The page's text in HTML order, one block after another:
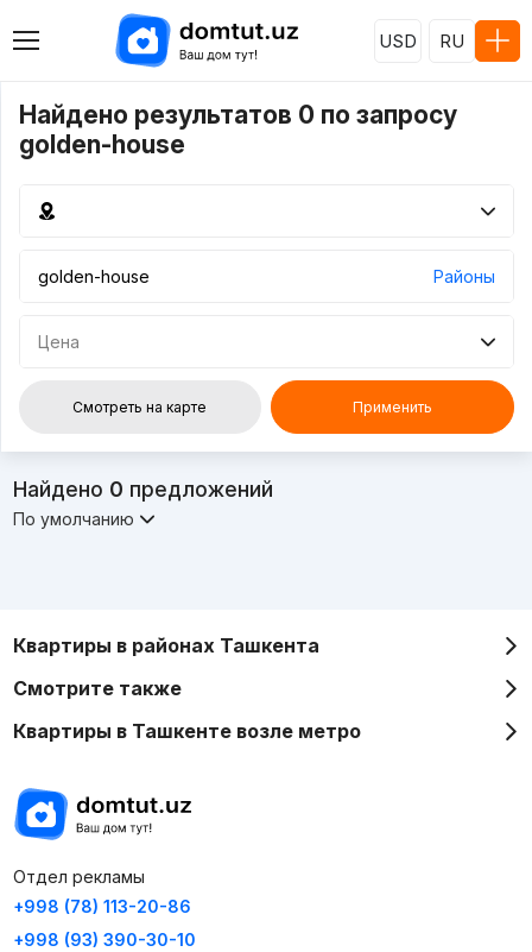
USD RU
Найдено результатов 0 по запросу
golden-house
Районы
Цена
Смотреть на карте Применить
Найдено 0 предложений
По умолчанию
Квартиры в районах Ташкента
Смотрите также
Квартиры в Ташкенте возле метро
Отдел рекламы
+998 (78) 113-20-86
+998 (93) 390-30-10